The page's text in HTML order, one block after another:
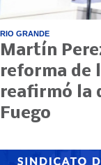
RIO GRANDE
Martín
reforma de
reafirmó la
Fuego